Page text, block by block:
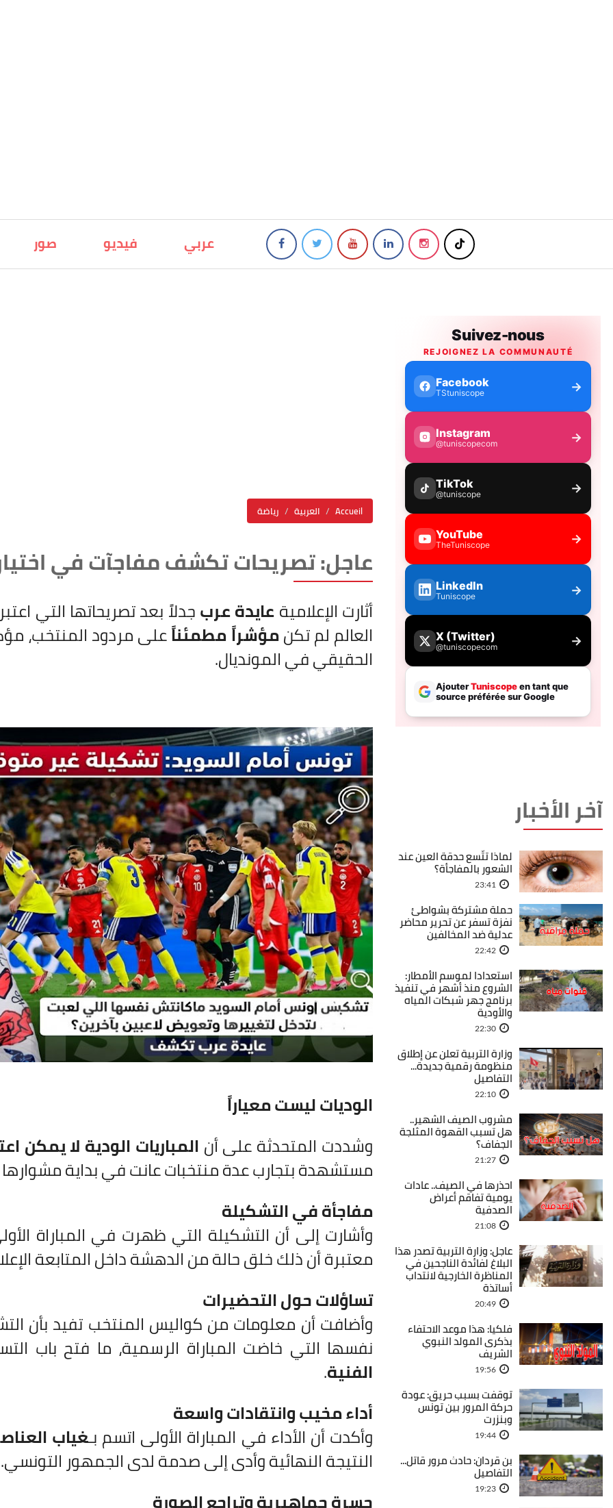
صور فيديو عربي
رياضة العربية Accueil
عاجل: تصريحات تكشف مفاجآت في
أثارت الإعلاميةعايدة عربجدلاً بعد تصريحاتها التي
العالم لم تكنمؤشراً مطمئناًعلى مردود المنتخب،
الحقيقي في المونديال.
الوديات ليست معياراً
وشددت المتحدثة على أنالمباريات الودية لا يمكن
مستشهدة بتجارب عدة منتخبات عانت في بداية مشوارها
مفاجأة في التشكيلة
وأشارت إلى أن التشكيلة التي ظهرت في المباراة
معتبرة أن ذلك خلق حالة من الدهشة داخل المتابعة
تساؤلات حول التحضيرات
وأضافت أن معلومات من كواليس المنتخب تفيد بأن
نفسها التي خاضت المباراة الرسمية، ما فتح باب
الفنية.
أداء مخيب وانتقادات واسعة
وأكدت أن الأداء في المباراة الأولى اتسم بـغياب
النتيجة النهائية وأدى إلى صدمة لدى الجمهور التونسي.
آخر الأخبار
لماذا تتّسع حدقة العين عند
الشعور بالمفاجأة؟
23:41
حملة مشتركة بشواطئ
نفزة تسفر عن تحرير محاضر
عدلية ضد المخالفين
22:42
استعدادا لموسم الأمطار:
الشروع منذ أشهر في تنفيذ
برنامج جهر شبكات المياه
والأودية
22:30
وزارة التربية تعلن عن إطلاق
منظومة رقمية جديدة...
التفاصيل
22:10
مشروب الصيف الشهير..
هل تسبب القهوة المثلجة
الجفاف؟
21:27
احذرها في الصيف.. عادات
يومية تفاقم أعراض
الصدفية
21:08
عاجل: وزارة التربية تصدر هذا
البلاغ لفائدة الناجحين في
المناظرة الخارجية لانتداب
أساتذة
20:49
فلكيا: هذا موعد الاحتفاء
بذكرى المولد النبوي
الشريف
19:56
توقفت بسبب حريق: عودة
حركة المرور بين تونس
وبنزرت
19:44
بن قردان: حادث مرور قاتل...
التفاصيل
19:23